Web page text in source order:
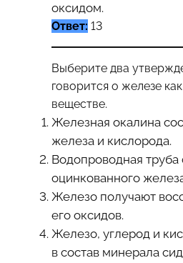
оксидом.
Ответ: 13
Выберите два
говорится о железе
веществе.
Железная окалина
железа и кислорода.
Водопроводная труба
оцинкованного
Железо получают
его оксидов.
Железо, углерод и
в состав минерала